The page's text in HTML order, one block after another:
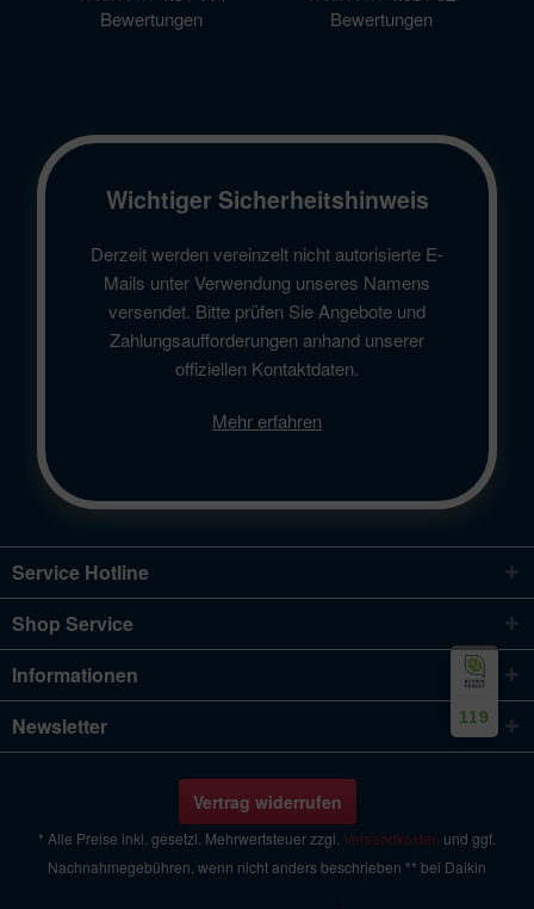
Bewertungen
Bewertungen
Wichtiger Sicherheitshinweis
Derzeit werden vereinzelt nicht autorisierte E-
Mails unter Verwendung unseres Namens
versendet. Bitte prüfen Sie Angebote und
Zahlungsaufforderungen anhand unserer
offiziellen Kontaktdaten.
Mehr erfahren
Service Hotline
Shop Service
Informationen
Newsletter
Vertrag widerrufen
* Alle Preise inkl. gesetzl. Mehrwertsteuer zzgl. Versandkosten und ggf.
Nachnahmegebühren, wenn nicht anders beschrieben ** bei Daikin
119